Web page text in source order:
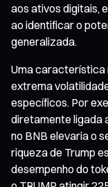
aos ativos digitais,
ao identificar o
generalizada.
Uma característica
extrema
específicos. Por
diretamente ligada
no BNB elevaria o
riqueza de Trump
desempenho do